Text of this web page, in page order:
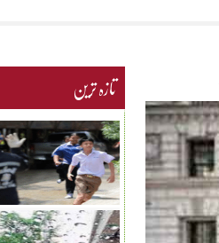
تازہ ترین